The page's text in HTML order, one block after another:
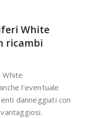
White
ricambi
White
l’eventuale
danneggiati con